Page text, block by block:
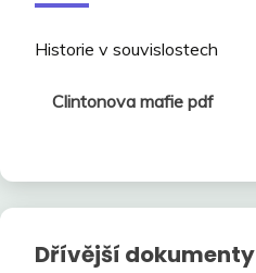
Historie v souvislostech
Clintonova mafie pdf
Dřívější dokumenty